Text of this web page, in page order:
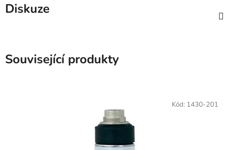
Diskuze
Související produkty
Kód: 1430-201